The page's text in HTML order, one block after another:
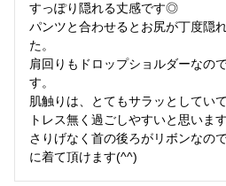
すっぽり隠れる丈感です◎
パンツと合わせるとお尻が丁度隠
た。
肩回りもドロップショルダーなの
す。
肌触りは、とてもサラッとしてい
トレス無く過ごしやすいと思いま
さりげなく首の後ろがリボンなの
に着て頂けます(^^)